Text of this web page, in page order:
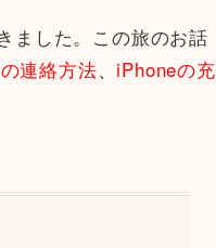
ました。この旅のお話
連絡方法、 iPhoneの充